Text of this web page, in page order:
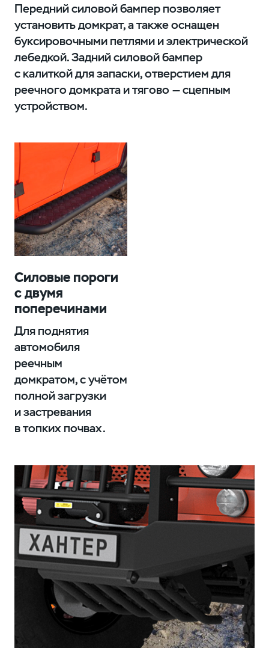
Передний силовой бампер позволяет
установить домкрат, а также оснащен
буксировочными петлями и электрической
лебедкой. Задний силовой бампер
с калиткой для запаски, отверстием для
реечного домкрата и тягово — сцепным
устройством.
Силовые пороги
с двумя
поперечинами
Для поднятия
автомобиля
реечным
домкратом, с учётом
полной загрузки
и застревания
в топких почвах.